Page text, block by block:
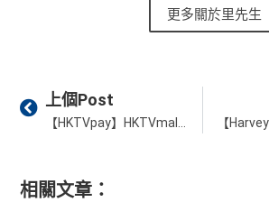
更多關於里先生
Prev
上個Post
相關文章：